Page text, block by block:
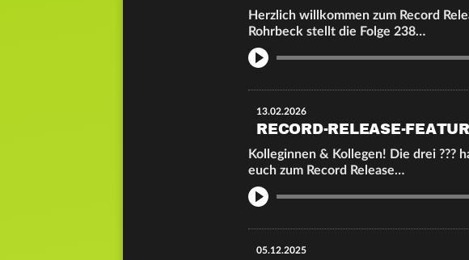
Herzlich willkommen zum Record
Rohrbeck stellt die Folge 238…
13.02.2026
RECORD-RELEASE-
Kolleginnen & Kollegen! Die drei ???
euch zum Record Release…
05.12.2025